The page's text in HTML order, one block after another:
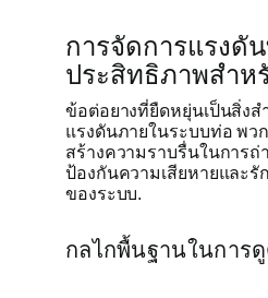
การจัดการแรงดั
ประสิทธิภาพสำห
ข้อต่อยางที่ยืดหยุ่นเป็นสิ่ง
แรงดันภายในระบบท่อ พว
สร้างความราบรื่นในการถ่
ป้องกันความเสียหายและ
ของระบบ.
กลไกพื้นฐานในการ